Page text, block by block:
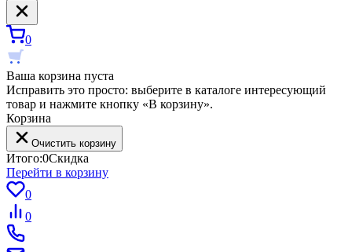
0
Ваша корзина пуста
Исправить это просто: выберите в каталоге интересующий
товар и нажмите кнопку «В корзину».
Корзина
Очистить корзину
Итого:0Скидка
Перейти в корзину
0
0